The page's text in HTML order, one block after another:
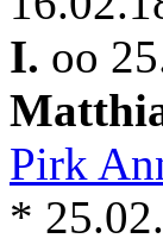
I. oo
Pirk
*